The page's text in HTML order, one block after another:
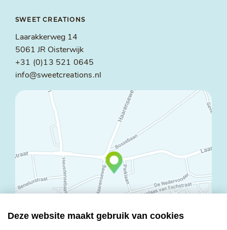
Deze website maakt gebruik van cookies
SWEET CREATIONS
Laarakkerweg 14
5061 JR Oisterwijk
+31 (0)13 521 0645
info@sweetcreations.nl